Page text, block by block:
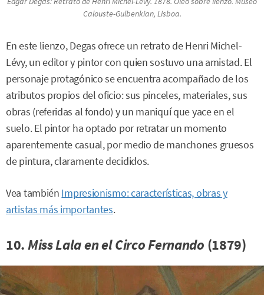
Calouste-Gulbenkian, Lisboa.
En este lienzo, Degas ofrece un retrato de Henri Michel-
Lévy, un editor y pintor con quien sostuvo una amistad. El
personaje protagónico se encuentra acompañado de los
atributos propios del oficio: sus pinceles, materiales, sus
obras (referidas al fondo) y un maniquí que yace en el
suelo. El pintor ha optado por retratar un momento
aparentemente casual, por medio de manchones gruesos
de pintura, claramente decididos.
Vea también Impresionismo: características, obras y
artistas más importantes.
10.Miss Lala en el Circo Fernando (1879)